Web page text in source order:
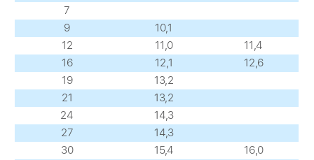
7
9
10,1
12
11,0
11,4
16
12,1
12,6
19
13,2
21
13,2
24
14,3
27
14,3
30
15,4
16,0